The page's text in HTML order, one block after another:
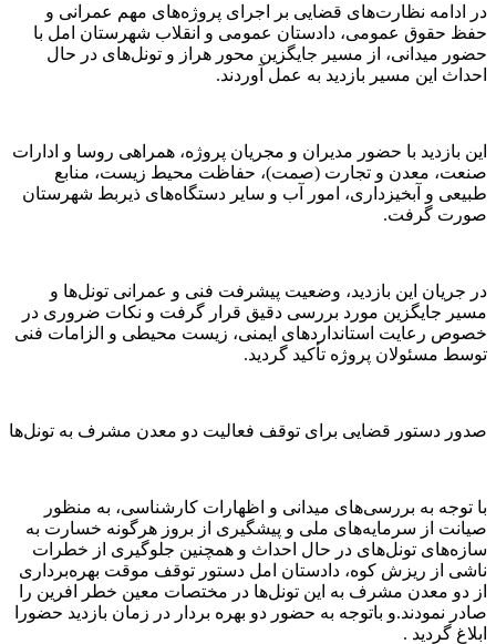
در ادامه نظارت‌های قضایی بر اجرای پروژه‌های مهم عمرانی و
حفظ حقوق عمومی، دادستان عمومی و انقلاب شهرستان امل با
حضور میدانی، از مسیر جایگزین محور هراز و تونل‌های در حال
احداث این مسیر بازدید به عمل آوردند.
این بازدید با حضور مدیران و مجریان پروژه، همراهی روسا و ادارات
صنعت، معدن و تجارت (صمت)، حفاظت محیط زیست، منابع
طبیعی و آبخیزداری، امور آب و سایر دستگاه‌های ذیربط شهرستان
صورت گرفت.
در جریان این بازدید، وضعیت پیشرفت فنی و عمرانی تونل‌ها و
مسیر جایگزین مورد بررسی دقیق قرار گرفت و نکات ضروری در
خصوص رعایت استانداردهای ایمنی، زیست محیطی و الزامات فنی
توسط مسئولان پروژه تأکید گردید.
صدور دستور قضایی برای توقف فعالیت دو معدن مشرف به تونل‌ها
با توجه به بررسی‌های میدانی و اظهارات کارشناسی، به منظور
صیانت از سرمایه‌های ملی و پیشگیری از بروز هرگونه خسارت به
سازه‌های تونل‌های در حال احداث و همچنین جلوگیری از خطرات
ناشی از ریزش کوه، دادستان امل دستور توقف موقت بهره‌برداری
از دو معدن مشرف به این تونل‌ها در مختصات معین خطر افرین را
صادر نمودند.و باتوجه به حضور دو بهره بردار در زمان بازدید حضورا
ابلاغ گردید .